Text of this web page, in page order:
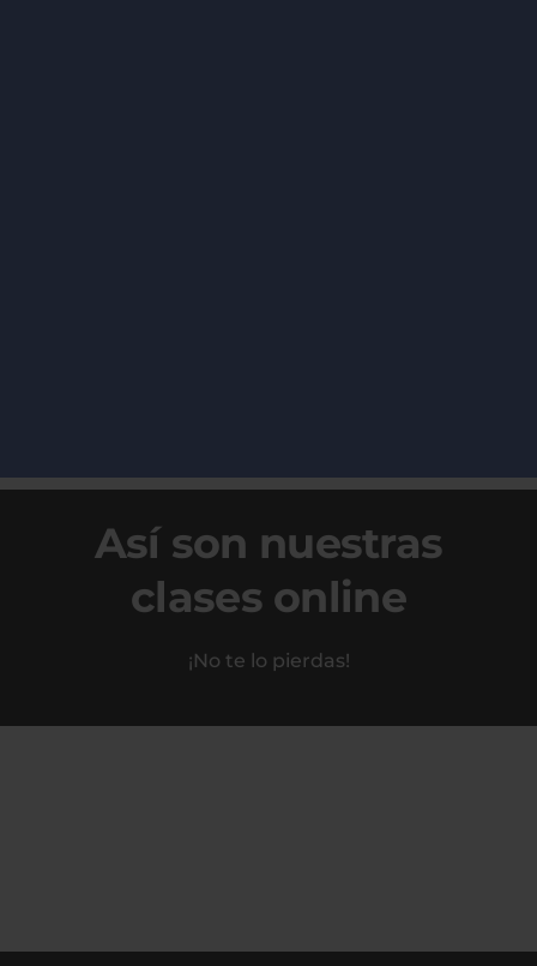
Así son nuestras
clases online
¡No te lo pierdas!